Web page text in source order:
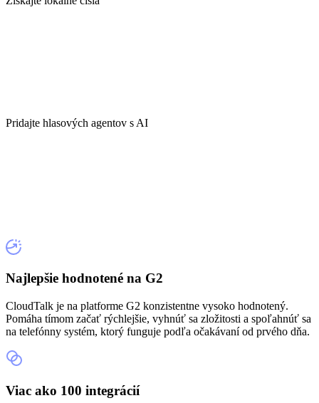
Pridajte hlasových agentov s AI
Najlepšie hodnotené na G2
CloudTalk je na platforme G2 konzistentne vysoko hodnotený.
Pomáha tímom začať rýchlejšie, vyhnúť sa zložitosti a spoľahnúť sa
na telefónny systém, ktorý funguje podľa očakávaní od prvého dňa.
Viac ako 100 integrácií